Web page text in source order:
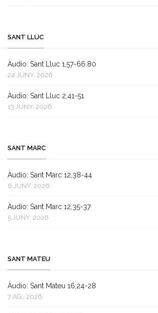
SANT LLUC
Àudio: Sant Lluc 1,57-66.80
24 JUNY, 2026
Àudio: Sant Lluc 2,41-51
13 JUNY, 2026
SANT MARC
Àudio: Sant Marc 12,38-44
6 JUNY, 2026
Àudio: Sant Marc 12,35-37
5 JUNY, 2026
SANT MATEU
Àudio: Sant Mateu 16,24-28
7 AG., 2026